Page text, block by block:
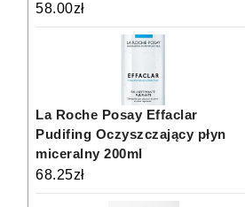
58.00zł
La Roche Posay Effaclar
Pudifing Oczyszczający płyn
miceralny 200ml
68.25zł